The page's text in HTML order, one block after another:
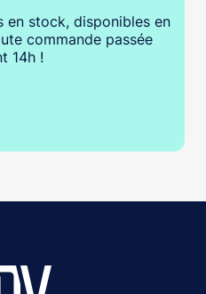
en stock, disponibles en
commande passée
14h !